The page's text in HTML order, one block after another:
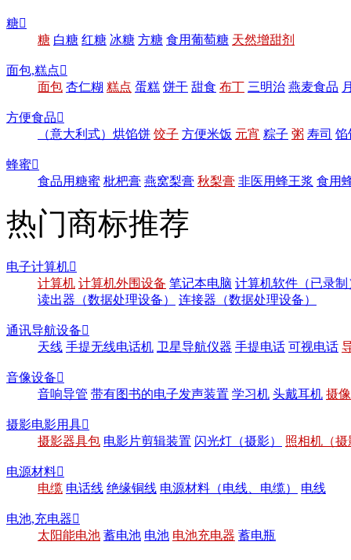
糖
糖 白糖 红糖 冰糖 方糖 食用葡萄糖 天然增甜剂
面包,糕点
面包 杏仁糊 糕点 蛋糕 饼干 甜食 布丁 三明治 燕麦食品
方便食品
（意大利式）烘馅饼 饺子 方便米饭 元宵 粽子 粥 寿司 馅
蜂蜜
食品用糖蜜 枇杷膏 燕窝梨膏 秋梨膏 非医用蜂王浆 食用
热门商标推荐
电子计算机
计算机 计算机外围设备 笔记本电脑 计算机软件（已录制
读出器（数据处理设备）
连接器（数据处理设备）
通讯导航设备
天线 手提无线电话机 卫星导航仪器 手提电话 可视电话
音像设备
音响导管 带有图书的电子发声装置 学习机 头戴耳机 摄
摄影电影用具
摄影器具包 电影片剪辑装置 闪光灯（摄影） 照相机（摄
电源材料
电缆 电话线 绝缘铜线 电源材料（电线、电缆） 电线
电池,充电器
太阳能电池 蓄电池 电池 电池充电器 蓄电瓶